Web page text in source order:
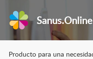
Sanus.Online